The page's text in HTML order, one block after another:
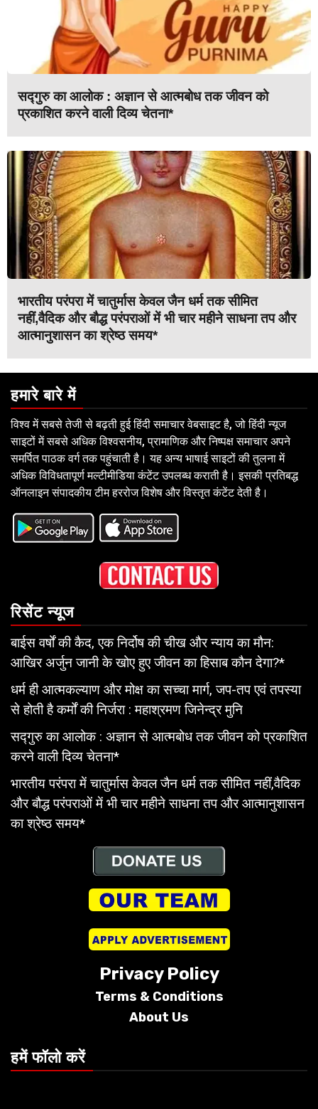
सद्गुरु का आलोक : अज्ञान से आत्मबोध तक जीवन को
प्रकाशित करने वाली दिव्य चेतना*
भारतीय परंपरा में चातुर्मास केवल जैन धर्म तक सीमित
नहीं,वैदिक और बौद्ध परंपराओं में भी चार महीने साधना तप और
आत्मानुशासन का श्रेष्ठ समय*
हमारे बारे में
विश्व में सबसे तेजी से बढ़ती हुई हिंदी समाचार वेबसाइट है, जो हिंदी न्यूज
साइटों में सबसे अधिक विश्वसनीय, प्रामाणिक और निष्पक्ष समाचार अपने
समर्पित पाठक वर्ग तक पहुंचाती है। यह अन्य भाषाई साइटों की तुलना में
अधिक विविधतापूर्ण मल्टीमीडिया कंटेंट उपलब्ध कराती है। इसकी प्रतिबद्ध
ऑनलाइन संपादकीय टीम हररोज विशेष और विस्तृत कंटेंट देती है।
रिसेंट न्यूज
बाईस वर्षों की कैद, एक निर्दोष की चीख और न्याय का मौन:
आखिर अर्जुन जानी के खोए हुए जीवन का हिसाब कौन देगा?*
धर्म ही आत्मकल्याण और मोक्ष का सच्चा मार्ग, जप-तप एवं तपस्या
से होती है कर्मों की निर्जरा : महाश्रमण जिनेन्द्र मुनि
सद्गुरु का आलोक : अज्ञान से आत्मबोध तक जीवन को प्रकाशित
करने वाली दिव्य चेतना*
भारतीय परंपरा में चातुर्मास केवल जैन धर्म तक सीमित नहीं,वैदिक
और बौद्ध परंपराओं में भी चार महीने साधना तप और आत्मानुशासन
का श्रेष्ठ समय*
Privacy Policy
Terms & Conditions
About Us
हमें फॉलो करें